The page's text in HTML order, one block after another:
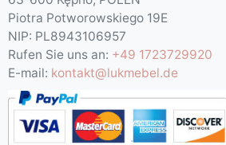
Piotra Potworowskiego 19E
NIP: PL8943106957
Rufen Sie uns an: +49 1723729920
E-mail: kontakt@lukmebel.de